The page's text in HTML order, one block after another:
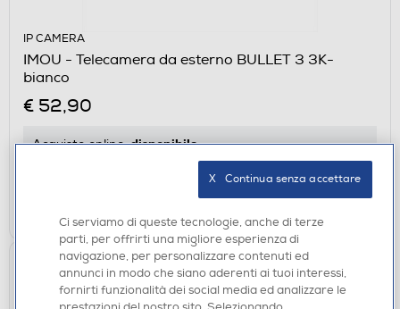
IP CAMERA
IMOU - Telecamera da esterno BULLET 3 3K-
bianco
€ 52,90
Acquisto online:disponibile
Ritiro in negozio in 30' gratuito:verifica
Ci serviamo di queste tecnologie, anche di terze
parti, per offrirti una migliore esperienza di
navigazione, per personalizzare contenuti ed
annunci in modo che siano aderenti ai tuoi interessi,
fornirti funzionalità dei social media ed analizzare le
X   Continua senza accettare